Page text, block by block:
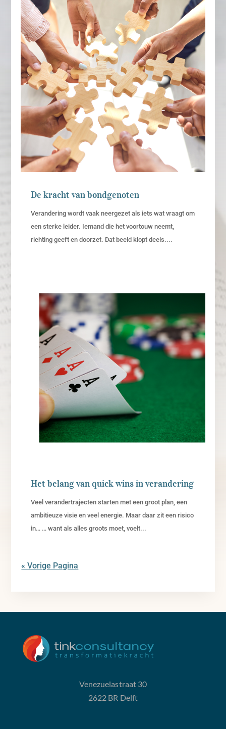
De kracht van bondgenoten
Verandering wordt vaak neergezet als iets wat vraagt om
een sterke leider. Iemand die het voortouw neemt,
richting geeft en doorzet. Dat beeld klopt deels....
Het belang van quick wins in verandering
Veel verandertrajecten starten met een groot plan, een
ambitieuze visie en veel energie. Maar daar zit een risico
in… … want als alles groots moet, voelt...
« Vorige Pagina
Venezuelastraat 30
2622 BR Delft